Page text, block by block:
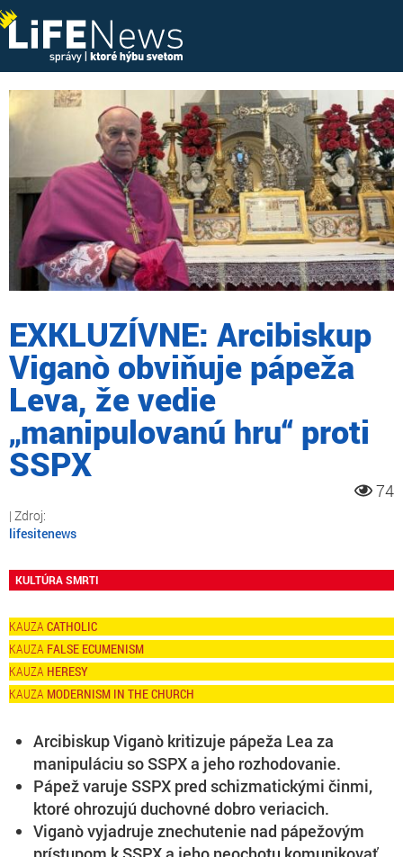
EXKLUZÍVNE: Arcibiskup
Viganò obviňuje pápeža
Leva, že vedie
„manipulovanú hru“ proti
SSPX
74
lifesitenews
KULTÚRA SMRTI
CATHOLIC
FALSE ECUMENISM
HERESY
MODERNISM IN THE CHURCH
Arcibiskup Viganò kritizuje pápeža Lea za
manipuláciu so SSPX a jeho rozhodovanie.
Pápež varuje SSPX pred schizmatickými činmi,
ktoré ohrozujú duchovné dobro veriacich.
Viganò vyjadruje znechutenie nad pápežovým